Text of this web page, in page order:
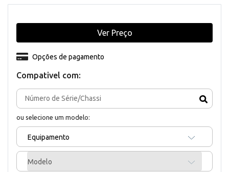
Compativel com:
ou selecione um modelo:
Equipamento
Modelo
Opções de pagamento
Ver Preço